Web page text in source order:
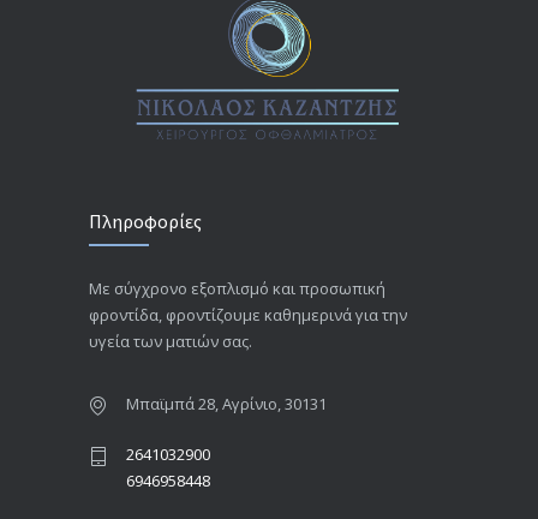
Πληροφορίες
Με σύγχρονο εξοπλισμό και προσωπική
φροντίδα, φροντίζουμε καθημερινά για την
υγεία των ματιών σας.
Μπαϊμπά 28, Αγρίνιο, 30131
2641032900
6946958448